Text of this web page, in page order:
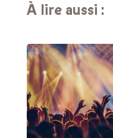
À lire aussi :